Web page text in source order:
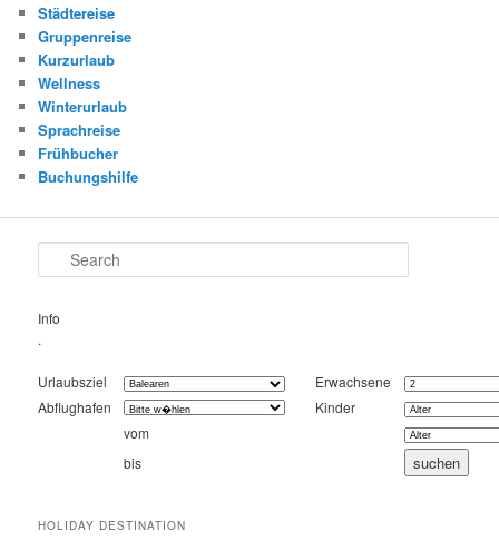
Städtereise
Gruppenreise
Kurzurlaub
Wellness
Winterurlaub
Sprachreise
Frühbucher
Buchungshilfe
Search
Info
.
Urlaubsziel
Erwachsene
Abflughafen
Kinder
vom
bis
HOLIDAY DESTINATION